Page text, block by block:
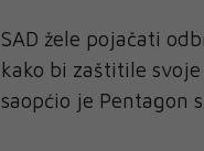
SAD žele pojačati
kako bi zaštitile
saopćio je Pentagon